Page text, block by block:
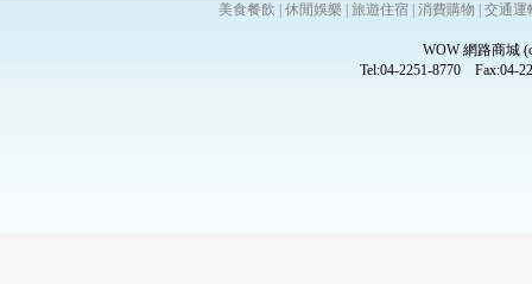
美食餐飲 休閒娛樂 旅遊住宿 消費購物 交通運
WOW 網路商城
Tel:04-2251-8770 Fax:04-